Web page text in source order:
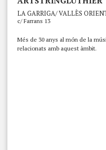
LA GARRIGA/ VALLÈS
c/ Farrans 13
Més de 30 anys al món de la
relacionats amb aquest àmbit.